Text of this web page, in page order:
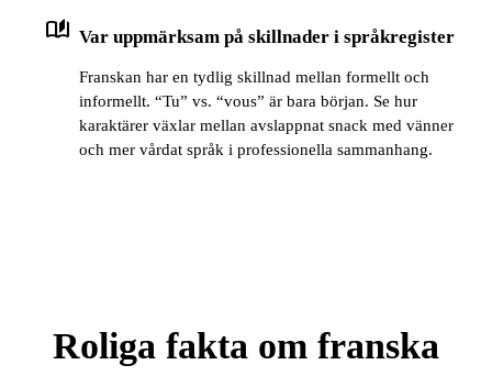
auto_stories Var uppmärksam på skillnader i språkregister
Franskan har en tydlig skillnad mellan formellt och
informellt. “Tu” vs. “vous” är bara början. Se hur
karaktärer växlar mellan avslappnat snack med vänner
och mer vårdat språk i professionella sammanhang.
Roliga fakta om franska